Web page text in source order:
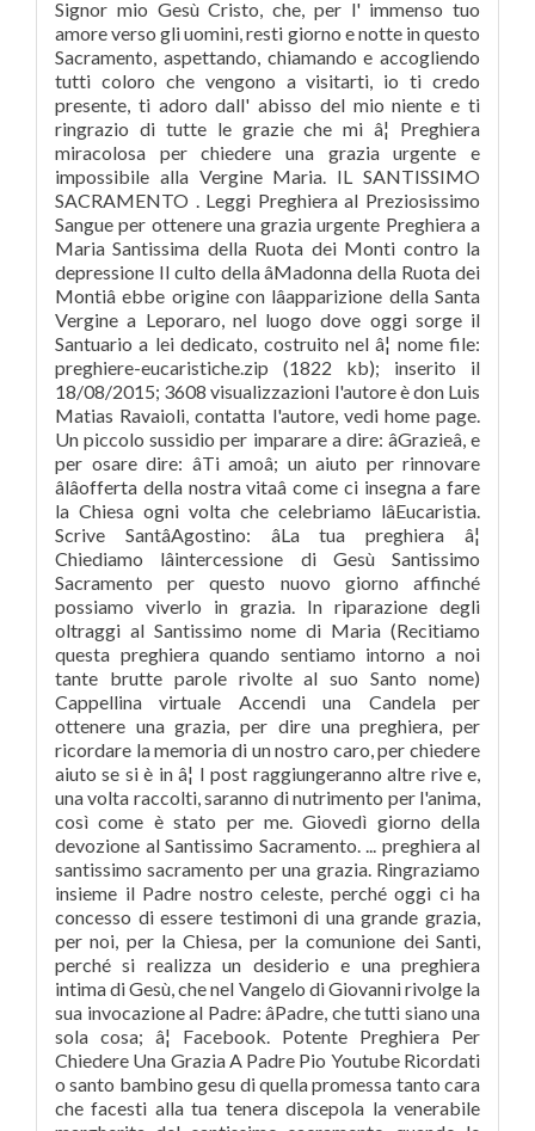
Signor mio Gesù Cristo, che, per l' immenso tuo
amore verso gli uomini, resti giorno e notte in questo
Sacramento, aspettando, chiamando e accogliendo
tutti coloro che vengono a visitarti, io ti credo
presente, ti adoro dall' abisso del mio niente e ti
ringrazio di tutte le grazie che mi â¦ Preghiera
miracolosa per chiedere una grazia urgente e
impossibile alla Vergine Maria. IL SANTISSIMO
SACRAMENTO . Leggi Preghiera al Preziosissimo
Sangue per ottenere una grazia urgente Preghiera a
Maria Santissima della Ruota dei Monti contro la
depressione Il culto della âMadonna della Ruota dei
Montiâ ebbe origine con lâapparizione della Santa
Vergine a Leporaro, nel luogo dove oggi sorge il
Santuario a lei dedicato, costruito nel â¦ nome file:
preghiere-eucaristiche.zip (1822 kb); inserito il
18/08/2015; 3608 visualizzazioni l'autore è don Luis
Matias Ravaioli, contatta l'autore, vedi home page.
Un piccolo sussidio per imparare a dire: âGrazieâ, e
per osare dire: âTi amoâ; un aiuto per rinnovare
âlâofferta della nostra vitaâ come ci insegna a fare
la Chiesa ogni volta che celebriamo lâEucaristia.
Scrive SantâAgostino: âLa tua preghiera â¦
Chiediamo lâintercessione di Gesù Santissimo
Sacramento per questo nuovo giorno affinché
possiamo viverlo in grazia. In riparazione degli
oltraggi al Santissimo nome di Maria (Recitiamo
questa preghiera quando sentiamo intorno a noi
tante brutte parole rivolte al suo Santo nome)
Cappellina virtuale Accendi una Candela per
ottenere una grazia, per dire una preghiera, per
ricordare la memoria di un nostro caro, per chiedere
aiuto se si è in â¦ I post raggiungeranno altre rive e,
una volta raccolti, saranno di nutrimento per l'anima,
così come è stato per me. Giovedì giorno della
devozione al Santissimo Sacramento. ... preghiera al
santissimo sacramento per una grazia. Ringraziamo
insieme il Padre nostro celeste, perché oggi ci ha
concesso di essere testimoni di una grande grazia,
per noi, per la Chiesa, per la comunione dei Santi,
perché si realizza un desiderio e una preghiera
intima di Gesù, che nel Vangelo di Giovanni rivolge la
sua invocazione al Padre: âPadre, che tutti siano una
sola cosa; â¦ Facebook. Potente Preghiera Per
Chiedere Una Grazia A Padre Pio Youtube Ricordati
o santo bambino gesu di quella promessa tanto cara
che facesti alla tua tenera discepola la venerabile